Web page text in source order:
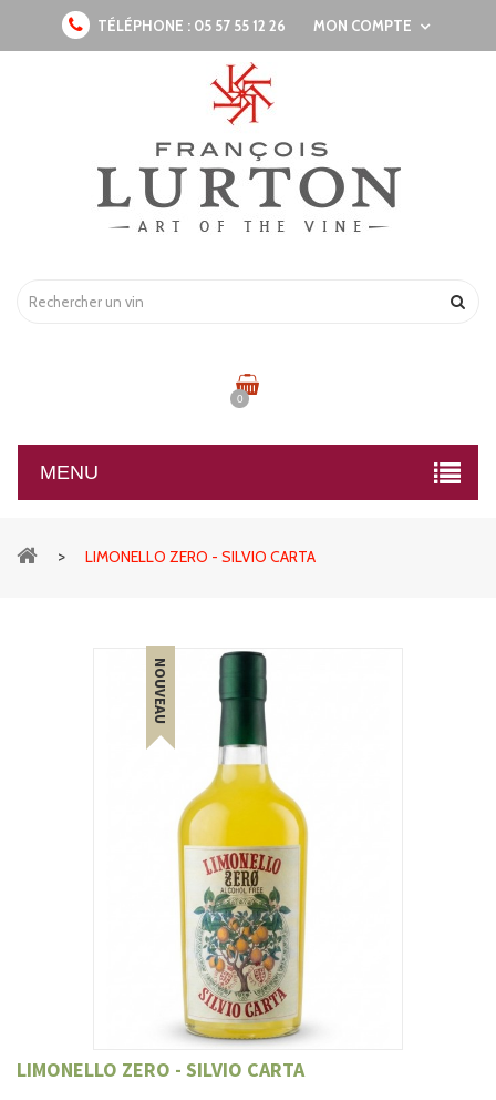
TÉLÉPHONE : 05 57 55 12 26 MON COMPTE
0
MENU
> LIMONELLO ZERO - SILVIO CARTA
NOUVEAU
LIMONELLO ZERO - SILVIO CARTA